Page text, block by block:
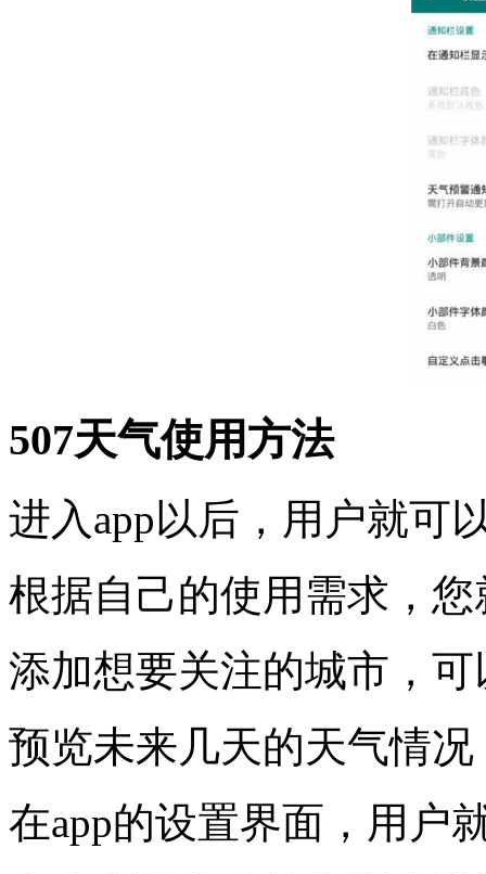
507天气使用方法
进入app以后，用户就可
根据自己的使用需求，
添加想要关注的城市，
预览未来几天的天气情
在app的设置界面，用户